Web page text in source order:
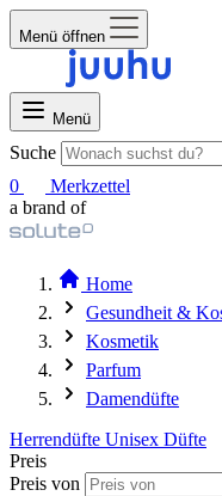
Menü öffnen
Menü
Suche
0
Merkzettel
a brand of
Home
Gesundheit &
Kosmetik
Parfum
Damendüfte
Herrendüfte Unisex Düfte
Preis
Preis von